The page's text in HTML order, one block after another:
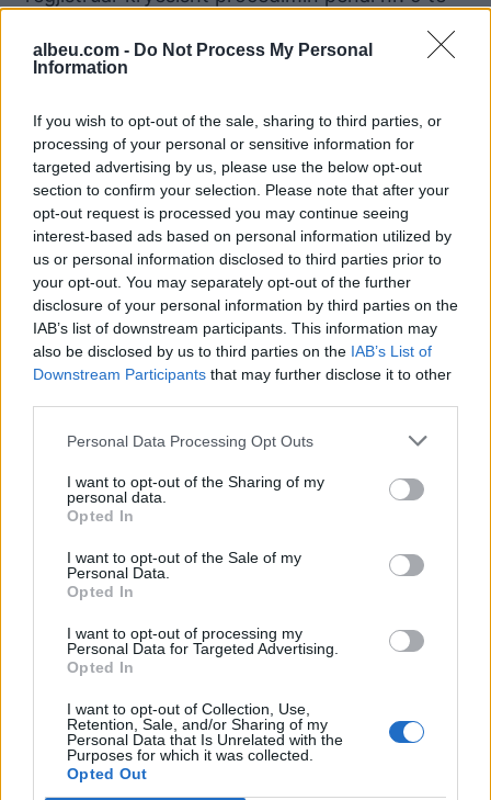
albeu.com - Do Not Process My Personal
Information
If you wish to opt-out of the sale, sharing to third parties, or
processing of your personal or sensitive information for
targeted advertising by us, please use the below opt-out
section to confirm your selection. Please note that after your
opt-out request is processed you may continue seeing
interest-based ads based on personal information utilized by
us or personal information disclosed to third parties prior to
your opt-out. You may separately opt-out of the further
disclosure of your personal information by third parties on the
IAB’s list of downstream participants. This information may
also be disclosed by us to third parties on the IAB’s List of
Downstream Participants that may further disclose it to other
Personal Data Processing Opt Outs
I want to opt-out of the Sharing of my
personal data.
Opted In
I want to opt-out of the Sale of my
Personal Data.
Opted In
I want to opt-out of processing my
Personal Data for Targeted Advertising.
Opted In
I want to opt-out of Collection, Use,
Retention, Sale, and/or Sharing of my
Personal Data that Is Unrelated with the
Purposes for which it was collected.
Opted Out
viteve 2020-2021:
bashkëpunim në formë të grupit të strukturuar
kriminal, parashikuar nga nenet 283/a dhe 28
pika 4 të Kodit Penal; “Grup i strukturuar
kriminal”, parashikuar nga neni 333/a të Kodit
Penal, si dhe “Kryerja e veprave penale nga
organizata kriminale dhe grupi i strukturuar
kriminal”, parashikuar nga neni 334 i Kodit
Penal, pa autor.
Këto hetime janë realizuar në bashkëpunim të
Policisë Kriminale në Policinë e Shtetit, si dhe
Byronë Kombëtare të Hetimit, për të cilat janë
ndërmarrë një sërë veprime të rëndësishme
Nga hetimet e deritanishme kanë rezultuar
prova, se personat e dyshuar janë përfshirë në
aktivitet të paligjshëm të trafikimit të lëndëve
narkotike nga Shqipëria drejt Malit të Zi me
destinacion final Gjermaninë, nga Shqipëria
drejt Turqisë, si dhe nga vendet e Amerikës së
Jugut drejt Bashkimit Europian.